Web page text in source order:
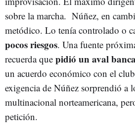
sobre la marcha. Núñez, en
metódico. Lo tenía controlado o
pocos riesgos. Una fuente
recuerda que pidió un aval
un acuerdo económico con el
exigencia de Núñez sorprendió a
multinacional norteamericana,
petición.